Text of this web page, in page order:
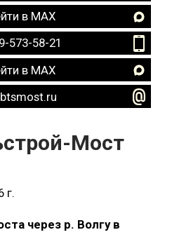
в MAX
573-58-21
в MAX
Мост
г.
через р. Волгу в